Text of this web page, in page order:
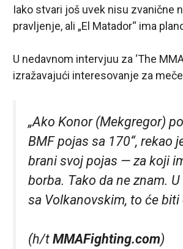
Iako stvari još uvek nisu zvanične
pravljenje, ali „El Matador“ ima
U nedavnom intervjuu za ‘The
izražavajući interesovanje za
„Ako Konor (Mekgregor)
BMF pojas sa 170“, rekao
brani svoj pojas — za koji
borba. Tako da ne znam.
sa Volkanovskim, to će biti
(h/t MMAFighting.com)